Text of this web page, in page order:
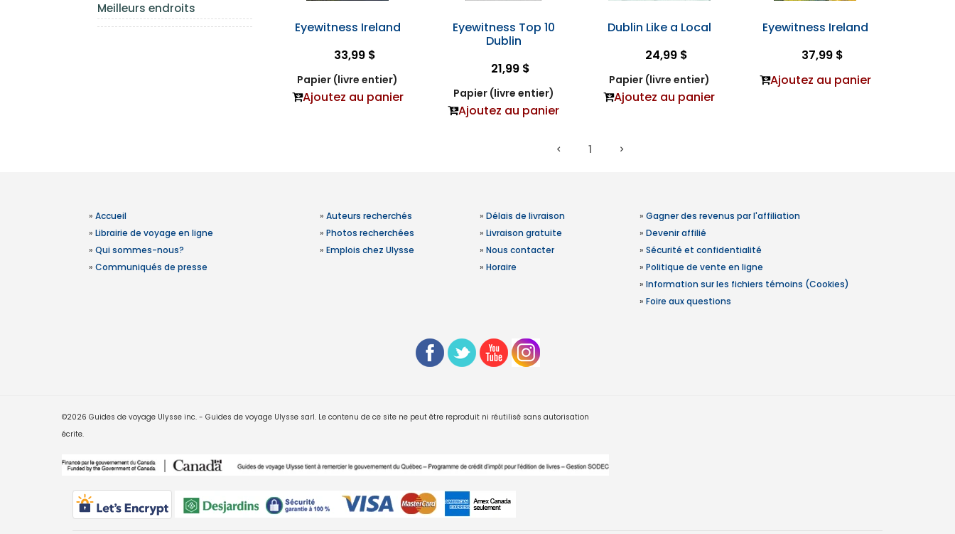
Meilleurs endroits
Eyewitness Ireland
33,99 $
Papier (livre entier)
Ajoutez au panier
Eyewitness Top 10
Dublin
21,99 $
Papier (livre entier)
Ajoutez au panier
Dublin Like a Local
24,99 $
Papier (livre entier)
Ajoutez au panier
Eyewitness Ireland
37,99 $
Ajoutez au panier
1
» Accueil
» Librairie de voyage en ligne
» Qui sommes-nous?
» Communiqués de presse
» Auteurs recherchés
» Photos recherchées
» Emplois chez Ulysse
» Délais de livraison
» Livraison gratuite
» Nous contacter
» Horaire
» Gagner des revenus par l'affiliation
» Devenir affilié
» Sécurité et confidentialité
» Politique de vente en ligne
» Information sur les fichiers témoins (Cookies)
» Foire aux questions
©2026 Guides de voyage Ulysse inc. - Guides de voyage Ulysse sarl. Le contenu de ce site ne peut être reproduit ni réutilisé sans autorisation
écrite.